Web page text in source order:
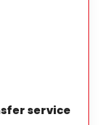
service